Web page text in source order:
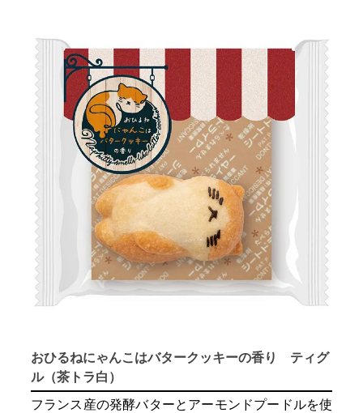
おひるねにゃんこはバタークッキーの香り ティグ
ル（茶トラ白）
フランス産の発酵バターとアーモンドプードルを使